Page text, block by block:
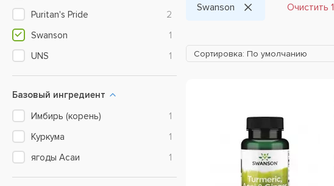
Puritan's Pride
2
Swanson
1
UNS
1
Базовый ингредиент
Имбирь (корень)
1
Куркума
1
ягоды Асаи
1
Swanson Очистить 1
Сортировка: По умолчанию